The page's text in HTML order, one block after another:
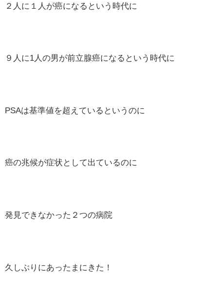
２人に１人が癌になるという時代に
９人に1人の男が前立腺癌になるという時代に
PSAは基準値を超えているというのに
癌の兆候が症状として出ているのに
発見できなかった２つの病院
久しぶりにあったまにきた！